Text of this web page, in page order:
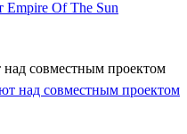
совместным проектом